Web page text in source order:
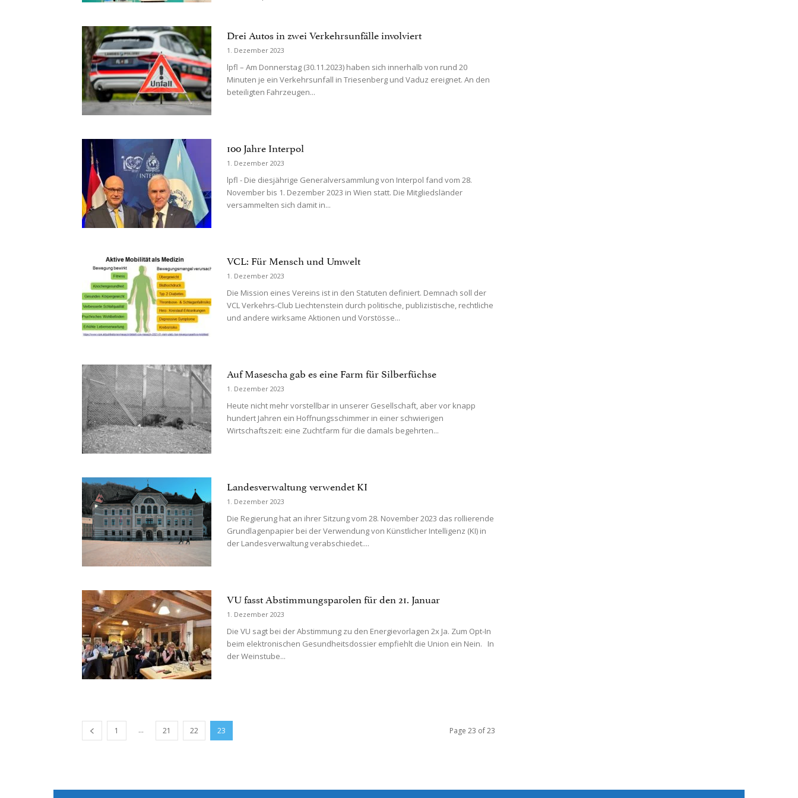
Drei Autos in zwei Verkehrsunfälle involviert
1. Dezember 2023
lpfl – Am Donnerstag (30.11.2023) haben sich innerhalb von rund 20
Minuten je ein Verkehrsunfall in Triesenberg und Vaduz ereignet. An den
beteiligten Fahrzeugen...
100 Jahre Interpol
1. Dezember 2023
lpfl - Die diesjährige Generalversammlung von Interpol fand vom 28.
November bis 1. Dezember 2023 in Wien statt. Die Mitgliedsländer
versammelten sich damit in...
VCL: Für Mensch und Umwelt
1. Dezember 2023
Die Mission eines Vereins ist in den Statuten definiert. Demnach soll der
VCL Verkehrs-Club Liechtenstein durch politische, publizistische, rechtliche
und andere wirksame Aktionen und Vorstösse...
Auf Masescha gab es eine Farm für Silberfüchse
1. Dezember 2023
Heute nicht mehr vorstellbar in unserer Gesellschaft, aber vor knapp
hundert Jahren ein Hoffnungsschimmer in einer schwierigen
Wirtschaftszeit: eine Zuchtfarm für die damals begehrten...
Landesverwaltung verwendet KI
1. Dezember 2023
Die Regierung hat an ihrer Sitzung vom 28. November 2023 das rollierende
Grundlagenpapier bei der Verwendung von Künstlicher Intelligenz (KI) in
der Landesverwaltung verabschiedet....
VU fasst Abstimmungsparolen für den 21. Januar
1. Dezember 2023
Die VU sagt bei der Abstimmung zu den Energievorlagen 2x Ja. Zum Opt-In
beim elektronischen Gesundheitsdossier empfiehlt die Union ein Nein. In
der Weinstube...
1 ... 21 22 23 Page 23 of 23